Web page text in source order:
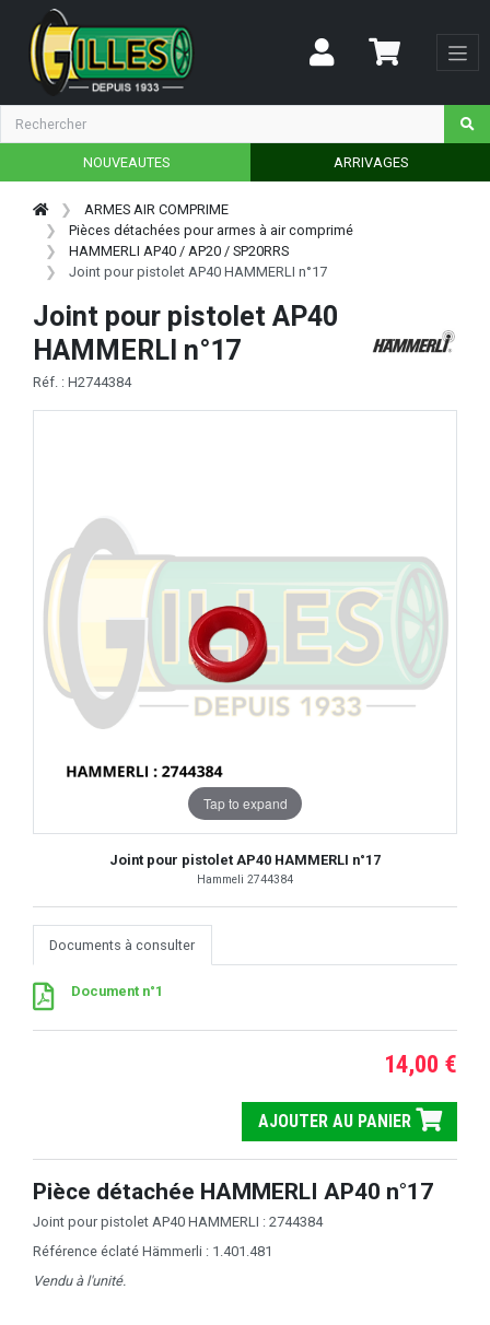
NOUVEAUTES ARRIVAGES
ARMES AIR COMPRIME
Pièces détachées pour armes à air comprimé
HAMMERLI AP40 / AP20 / SP20RRS
Joint pour pistolet AP40 HAMMERLI n°17
Joint pour pistolet AP40
HAMMERLI n°17
Réf. : H2744384
Tap to expand
Joint pour pistolet AP40 HAMMERLI n°17
Hammeli 2744384
Documents à consulter
Document n°1
14,00 €
AJOUTER AU PANIER
Pièce détachée HAMMERLI AP40 n°17
Joint pour pistolet AP40 HAMMERLI : 2744384
Référence éclaté Hämmerli : 1.401.481
Vendu à l'unité.